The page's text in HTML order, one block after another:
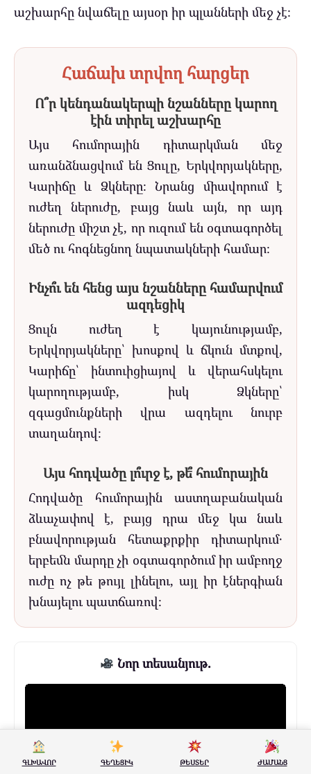
աշխարհը նվաճելը այսօր իր պլանների մեջ չէ։
Հաճախ տրվող հարցեր
Ո՞ր կենդանակերպի նշանները կարող
էին տիրել աշխարհը
Այս հումորային դիտարկման մեջ
առանձնացվում են Ցուլը, Երկվորյակները,
Կարիճը և Ձկները։ Նրանց միավորում է
ուժեղ ներուժը, բայց նաև այն, որ այդ
ներուժը միշտ չէ, որ ուզում են օգտագործել
մեծ ու հոգնեցնող նպատակների համար։
Ինչո՞ւ են հենց այս նշանները համարվում
ազդեցիկ
Ցուլն ուժեղ է կայունությամբ,
Երկվորյակները՝ խոսքով և ճկուն մտքով,
Կարիճը՝ ինտուիցիայով և վերահսկելու
կարողությամբ, իսկ Ձկները՝
զգացմունքների վրա ազդելու նուրբ
տաղանդով։
Այս հոդվածը լո՞ւրջ է, թե՞ հումորային
Հոդվածը հումորային աստղաբանական
ձևաչափով է, բայց դրա մեջ կա նաև
բնավորության հետաքրքիր դիտարկում․
երբեմն մարդը չի օգտագործում իր ամբողջ
ուժը ոչ թե թույլ լինելու, այլ իր էներգիան
խնայելու պատճառով։
Նոր տեսանյութ.
ԳԼԽԱՎՈՐ ԳԵՂԵՑԻԿ ԹԵՍՏԵՐ ԺԱՄԱՆՑ